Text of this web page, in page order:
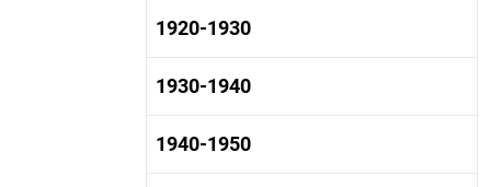
1920-1930
1920-1930 история
1920-1930 культура
1930-1940
1930-1940 история
1930-1940 культура
1940-1950